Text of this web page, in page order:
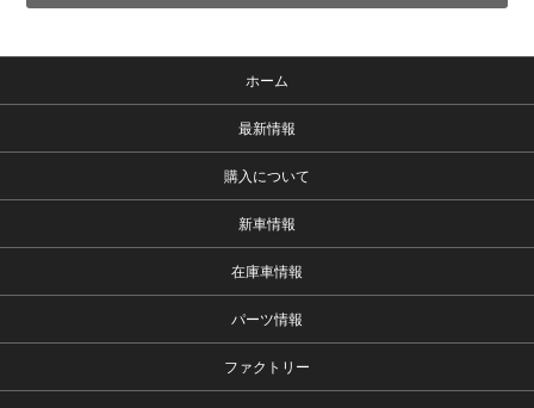
ホーム
最新情報
購入について
新車情報
在庫車情報
パーツ情報
ファクトリー